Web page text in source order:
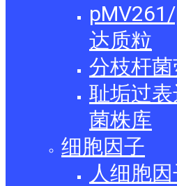
达质粒
分枝杆
耻垢过
菌株库
细胞因子
人细胞